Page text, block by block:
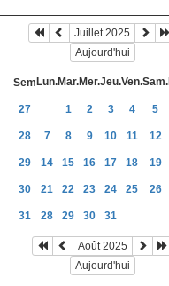
Juillet 2025
Aujourd'hui
Sem Lun.Mar.Mer.Jeu.Ven.Sam.
27 1 2 3 4 5
28 7 8 9 10 11 12
29 14 15 16 17 18 19
30 21 22 23 24 25 26
31 28 29 30 31
Août 2025
Aujourd'hui